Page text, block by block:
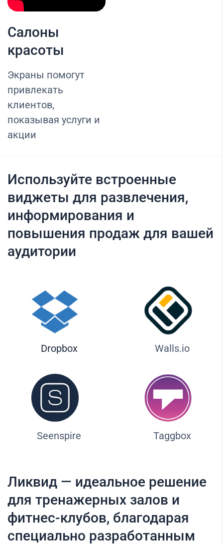
Салоны
красоты
Экраны помогут
привлекать
клиентов,
показывая услуги и
акции
Используйте встроенные
виджеты для развлечения,
информирования и
повышения продаж для вашей
аудитории
Dropbox Walls.io
Seenspire Taggbox
Ликвид — идеальное решение
для тренажерных залов и
фитнес-клубов, благодарая
специально разработанным